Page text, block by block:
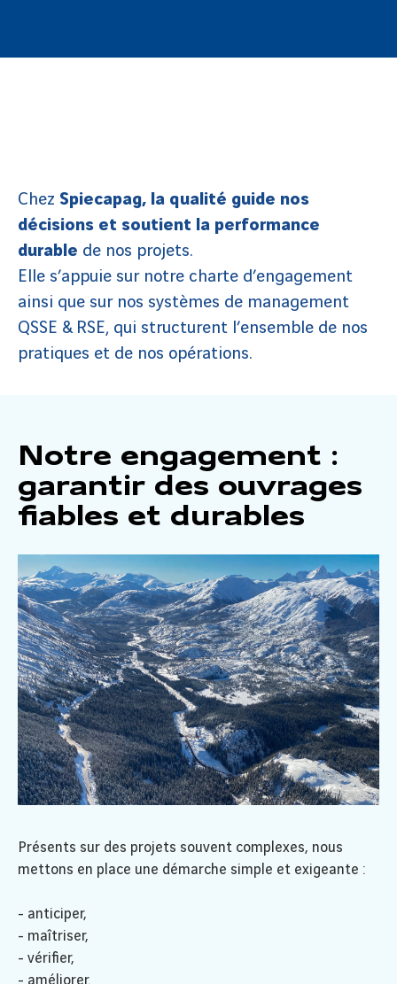
Chez Spiecapag, la qualité guide nos
décisions et soutient la performance
durable de nos projets.
Elle s’appuie sur notre charte d’engagement
ainsi que sur nos systèmes de management
QSSE & RSE, qui structurent l’ensemble de nos
pratiques et de nos opérations.
Notre engagement :
garantir des ouvrages
fiables et durables
Présents sur des projets souvent complexes, nous
mettons en place une démarche simple et exigeante :
- anticiper,
- maîtriser,
- vérifier,
- améliorer.